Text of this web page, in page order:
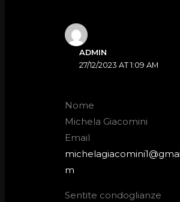
ADMIN
27/12/2023 AT 1:09 AM
Nome
Michela Giacomini
Email
m
Sentite condoglianze